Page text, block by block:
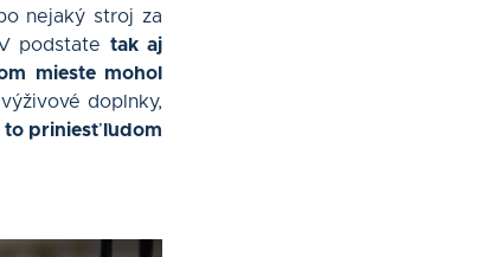
nejaký stroj za
podstatetak aj
mieste mohol
doplnky,
to priniesť ľudom